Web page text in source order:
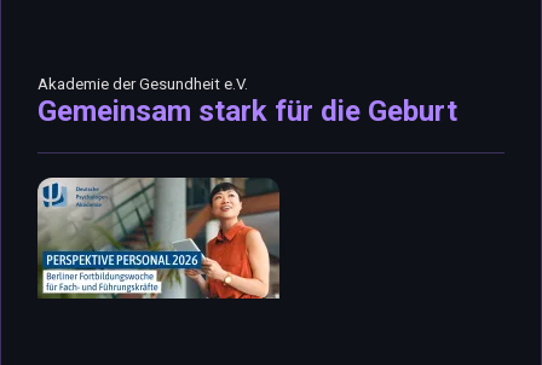
Akademie der Gesundheit e.V.
Gemeinsam stark für die Geburt